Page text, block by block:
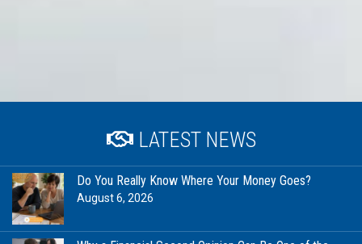
LATEST NEWS
Do You Really Know Where Your Money Goes?
August 6, 2026